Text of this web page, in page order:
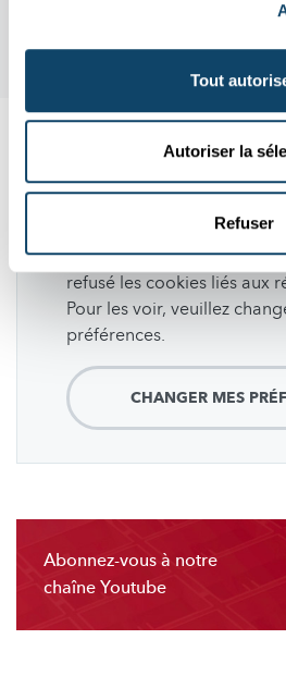
Tout
Autoriser la
Refuser
Suivezscience.lu
Ces plugins sont masqués
refusé les cookies liés aux
Pour les voir, veuillez
préférences.
CHANGER MES
Abonnez-vous à notre
chaîne Youtube